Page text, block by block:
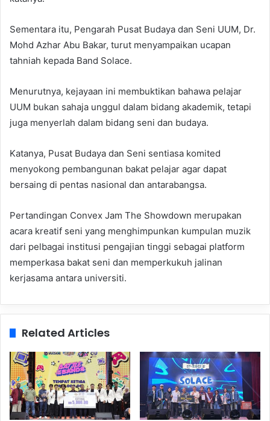
Sementara itu, Pengarah Pusat Budaya dan Seni UUM, Dr.
Mohd Azhar Abu Bakar, turut menyampaikan ucapan
tahniah kepada Band Solace.
Menurutnya, kejayaan ini membuktikan bahawa pelajar
UUM bukan sahaja unggul dalam bidang akademik, tetapi
juga menyerlah dalam bidang seni dan budaya.
Katanya, Pusat Budaya dan Seni sentiasa komited
menyokong pembangunan bakat pelajar agar dapat
bersaing di pentas nasional dan antarabangsa.
Pertandingan Convex Jam The Showdown merupakan
acara kreatif seni yang menghimpunkan kumpulan muzik
dari pelbagai institusi pengajian tinggi sebagai platform
memperkasa bakat seni dan memperkukuh jalinan
kerjasama antara universiti.
Related Articles